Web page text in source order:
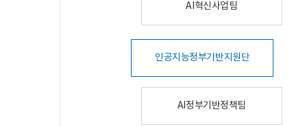
AI혁신사업팀
인공지능정부기반지원단
AI정부기반정책팀